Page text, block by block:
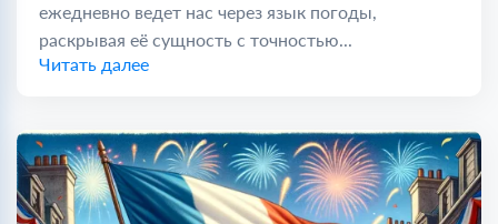
ежедневно ведет нас через язык погоды,
раскрывая её сущность с точностью...
Читать далее